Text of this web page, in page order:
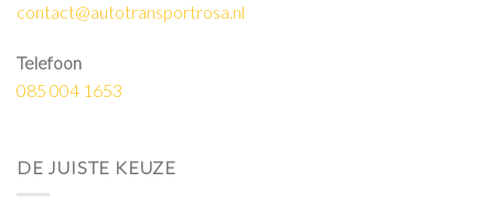
contact@autotransportrosa.nl
Telefoon
085 004 1653
DE JUISTE KEUZE